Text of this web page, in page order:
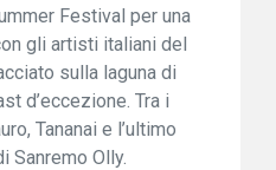
Festival per una
gli artisti italiani del
sulla laguna di
d’eccezione. Tra i
Tananai e l’ultimo
Sanremo Olly.